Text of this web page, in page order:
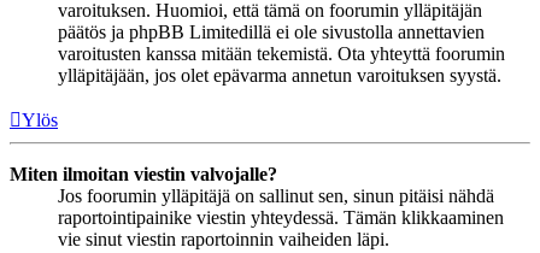
varoituksen. Huomioi, että tämä on foorumin ylläpitäjän
päätös ja phpBB Limitedillä ei ole sivustolla annettavien
varoitusten kanssa mitään tekemistä. Ota yhteyttä foorumin
ylläpitäjään, jos olet epävarma annetun varoituksen syystä.
Ylös
Miten ilmoitan viestin valvojalle?
Jos foorumin ylläpitäjä on sallinut sen, sinun pitäisi nähdä
raportointipainike viestin yhteydessä. Tämän klikkaaminen
vie sinut viestin raportoinnin vaiheiden läpi.